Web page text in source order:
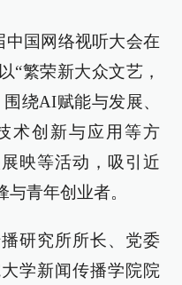
中国网络视听大会在
“繁荣新大众文艺，
绕AI赋能与发展、
术创新与应用等方
映等活动，吸引近
青年创业者。
研究所所长、党委
学新闻传播学院院